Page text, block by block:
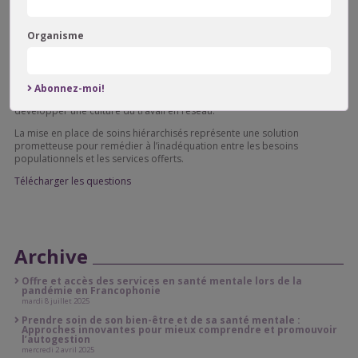
de services, l’ajout des ressources humaines et financières nécessaires
développer une culture du travail en réseau.
La mise en place de soins hiérarchisés représente une solution
prometteuse pour remédier à l’inadéquation entre les besoins
populationnels et les services offerts.
Télécharger les questions
Archive
Offre et accès des services en santé mentale lors de la
pandémie en Francophonie
mardi 8 juillet 2025
Prendre soin de son bien-être et de sa santé mentale :
Approches innovantes pour mieux comprendre et promouvoir
l’autogestion
mercredi 2 avril 2025
Organisme
Abonnez-moi!